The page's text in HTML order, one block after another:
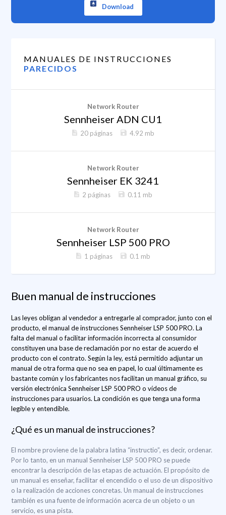
Download
MANUALES DE INSTRUCCIONES
PARECIDOS
Network Router
Sennheiser ADN CU1
20 páginas 4.92 mb
Network Router
Sennheiser EK 3241
2 páginas 0.11 mb
Network Router
Sennheiser LSP 500 PRO
1 páginas 0.1 mb
Buen manual de instrucciones
Las leyes obligan al vendedor a entregarle al comprador, junto con el
producto, el manual de instrucciones Sennheiser LSP 500 PRO. La
falta del manual o facilitar información incorrecta al consumidor
constituyen una base de reclamación por no estar de acuerdo el
producto con el contrato. Según la ley, está permitido adjuntar un
manual de otra forma que no sea en papel, lo cual últimamente es
bastante común y los fabricantes nos facilitan un manual gráfico, su
versión electrónica Sennheiser LSP 500 PRO o vídeos de
instrucciones para usuarios. La condición es que tenga una forma
legible y entendible.
¿Qué es un manual de instrucciones?
El nombre proviene de la palabra latina “instructio”, es decir, ordenar.
Por lo tanto, en un manual Sennheiser LSP 500 PRO se puede
encontrar la descripción de las etapas de actuación. El propósito de
un manual es enseñar, facilitar el encendido o el uso de un dispositivo
o la realización de acciones concretas. Un manual de instrucciones
también es una fuente de información acerca de un objeto o un
servicio, es una pista.